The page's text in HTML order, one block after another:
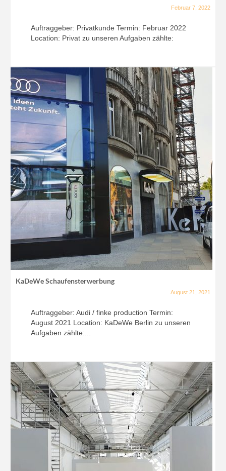
Februar 7, 2022
Auftraggeber: Privatkunde Termin: Februar 2022
Location: Privat zu unseren Aufgaben zählte:
KaDeWe Schaufensterwerbung
August 21, 2021
Auftraggeber: Audi / finke production Termin:
August 2021 Location: KaDeWe Berlin zu unseren
Aufgaben zählte:...